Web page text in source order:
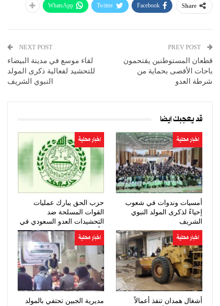
Share
Facebook
Twitter
WhatsApp
قطعان المستوطنين يقتحمون
باحات الأقصى بحماية من
شرطة العدو
NEXT POST
لقاء موسع في مدينة البيضاء
للتحشيد لفعالية ذكرى المولد
النبوي الشريف
قد يعجبك ايضا
اخبار محلية
أمسيات وندوات في شعوب
إحياءً لذكرى المولد النبوي
الشريف
اخبار محلية
حزب الحق يبارك عمليات
القوات المسلحة ضد
التحشيدات العدو السعودي في
مأرب وحضرموت
اخبار محلية
أشغال همدان تنفذ أعمالاً
اخبار محلية
مديرية الجبين تحتفي بالمولد